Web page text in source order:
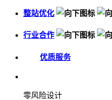
整站优化
行业合作
优质服务
零风险设计